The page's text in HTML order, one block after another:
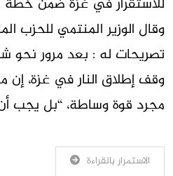
وقال الوزير المنتمي للحزب
تصريحات له : بعد مرور
وقف إطلاق النار في غزة،
مجرد قوة وساطة، “بل يجب
الاستمرار بالقراءة